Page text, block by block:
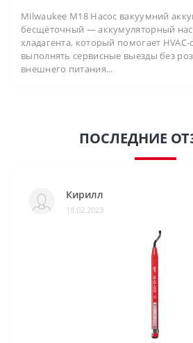
Milwaukee M18 Насос вакуумний
бесщёточный — аккумуляторный
хладагента, который помогает
выполнять сервисные выезды без
внешнего питания...
ПОСЛЕДНИЕ
Кирилл
18.02.2023